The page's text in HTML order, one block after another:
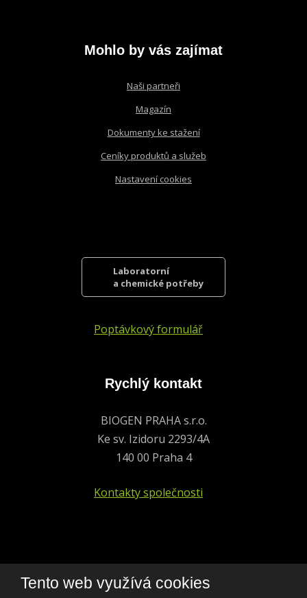
odeslat.
Mohlo by vás zajímat
Naši partneři
Magazín
Dokumenty ke stažení
Ceníky produktů a služeb
Nastavení cookies
Laboratorní
a chemické potřeby
Poptávkový formulář
Rychlý kontakt
BIOGEN PRAHA s.r.o.
Ke sv. Izidoru 2293/4A
140 00 Praha 4
Kontakty společnosti
biogen@biogen.cz
Tento web využívá cookies